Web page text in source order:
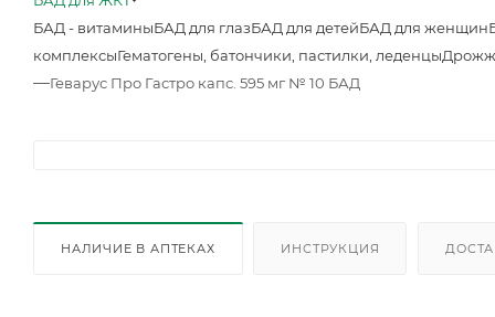
БАД - витаминыБАД для глазБАД для детейБАД для женщин
комплексыГематогены, батончики, пастилки, леденцы
—Геварус Про Гастро капс. 595 мг № 10 БАД
НАЛИЧИЕ В АПТЕКАХ ИНСТРУКЦИЯ